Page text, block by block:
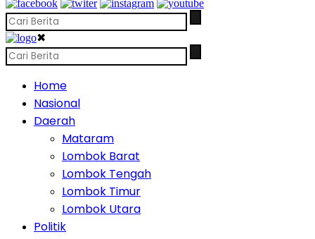
✖
Home
Nasional
Daerah
Mataram
Lombok Barat
Lombok Tengah
Lombok Timur
Lombok Utara
Politik